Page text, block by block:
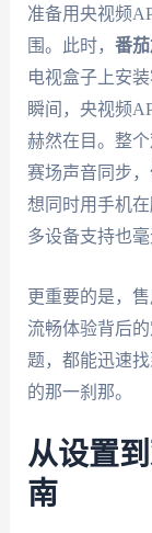
准备用央视频
围。此时， 番
电视盒子上安
瞬间，央视频
赫然在目。整
赛场声音同步
想同时用手机
多设备支持也毫
更重要的是，
流畅体验背后
题，都能迅速
的那一刹那。
从设置
南